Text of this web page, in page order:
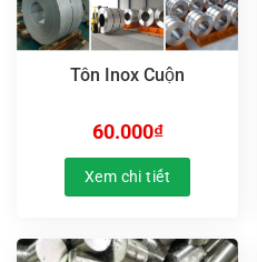
Tôn Inox Cuộn
60.000₫
Xem chi tiết